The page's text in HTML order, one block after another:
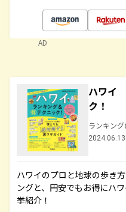
AD
ハワイ
ク！
ランキン
ハワイのプロと地球の歩き
ングと、円安でもお得にハ
挙紹介！